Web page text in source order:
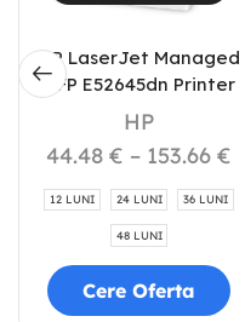
HP LaserJet Managed
MFP E52645dn Printer
HP
44.48 € – 153.66 €
12 LUNI 24 LUNI 36 LUNI
48 LUNI
Cere Oferta